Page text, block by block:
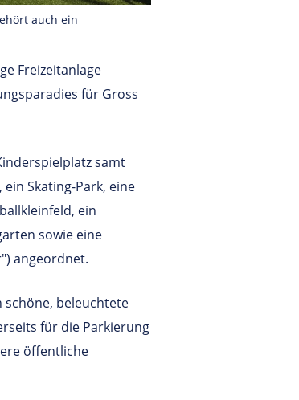
auch ein
Freizeitanlage
für Gross
samt
Skating-Park, eine
ein
sowie eine
angeordnet.
schöne, beleuchtete
für die Parkierung
öffentliche